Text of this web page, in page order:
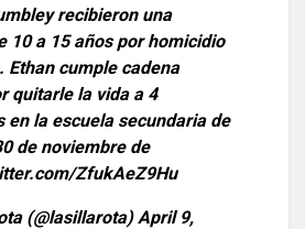
recibieron una
10 a 15 años por homicidio
Ethan cumple cadena
quitarle la vida a 4
en la escuela secundaria de
de noviembre de
ZfukAeZ9Hu
(@lasillarota)April 9,